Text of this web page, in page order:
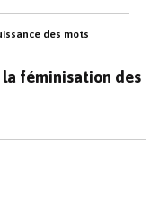
des mots
la féminisation des